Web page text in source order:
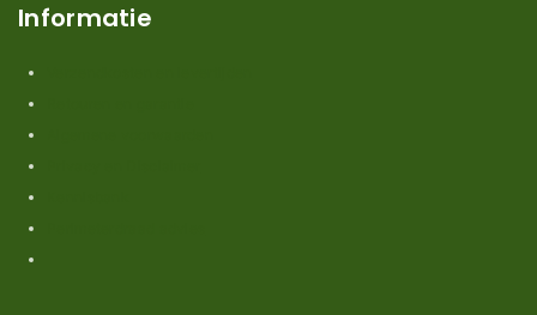
Informatie